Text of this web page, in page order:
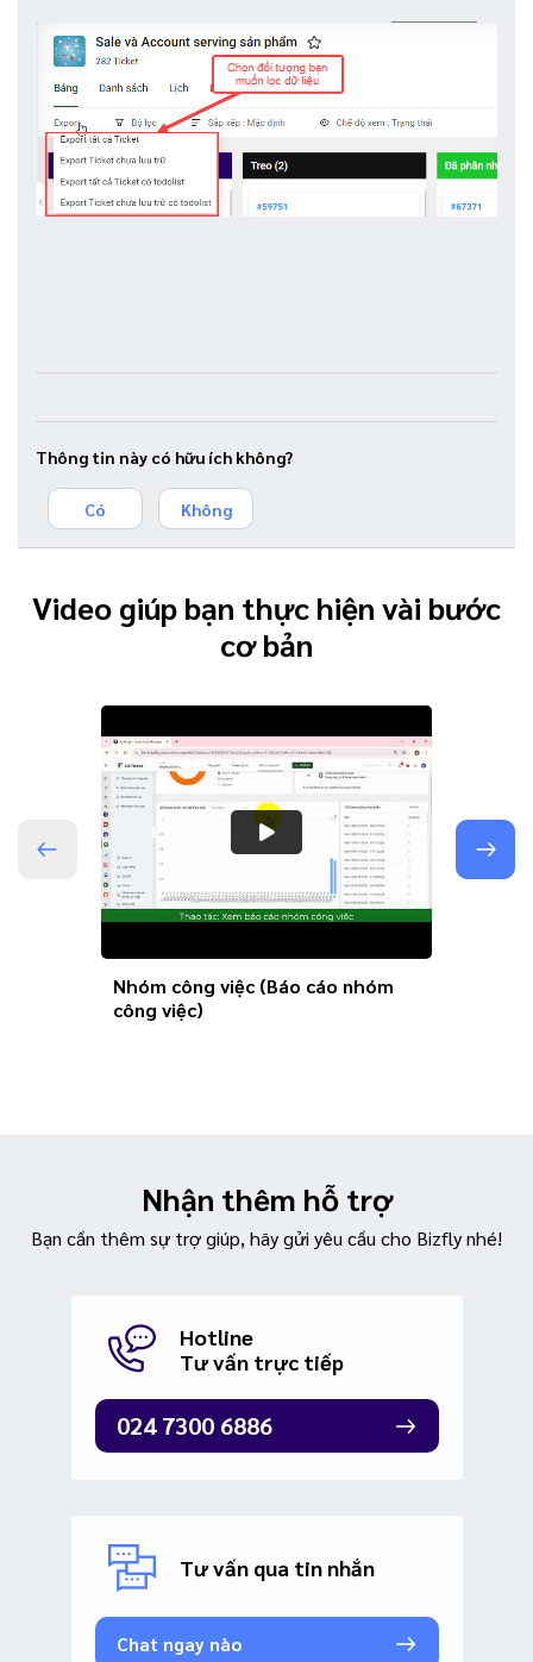
Thông tin này có hữu ích không?
Có Không
Video giúp bạn thực hiện vài bước
cơ bản
Nhóm công việc (Báo cáo nhóm
công việc)
Nhận thêm hỗ trợ
Bạn cần thêm sự trợ giúp, hãy gửi yêu cầu cho Bizfly nhé!
Hotline
Tư vấn trực tiếp
024 7300 6886
Tư vấn qua tin nhắn
Chat ngay nào